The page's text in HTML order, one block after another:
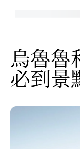
烏魯魯
必到景